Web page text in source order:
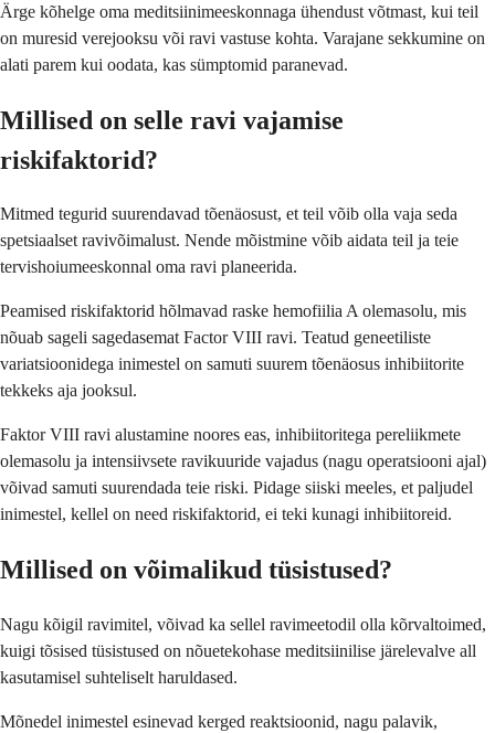
Ärge kõhelge oma meditsiinimeeskonnaga ühendust võtmast, kui teil
on muresid verejooksu või ravi vastuse kohta. Varajane sekkumine on
alati parem kui oodata, kas sümptomid paranevad.
Millised on selle ravi vajamise
riskifaktorid?
Mitmed tegurid suurendavad tõenäosust, et teil võib olla vaja seda
spetsiaalset ravivõimalust. Nende mõistmine võib aidata teil ja teie
tervishoiumeeskonnal oma ravi planeerida.
Peamised riskifaktorid hõlmavad raske hemofiilia A olemasolu, mis
nõuab sageli sagedasemat Factor VIII ravi. Teatud geneetiliste
variatsioonidega inimestel on samuti suurem tõenäosus inhibiitorite
tekkeks aja jooksul.
Faktor VIII ravi alustamine noores eas, inhibiitoritega pereliikmete
olemasolu ja intensiivsete ravikuuride vajadus (nagu operatsiooni ajal)
võivad samuti suurendada teie riski. Pidage siiski meeles, et paljudel
inimestel, kellel on need riskifaktorid, ei teki kunagi inhibiitoreid.
Millised on võimalikud tüsistused?
Nagu kõigil ravimitel, võivad ka sellel ravimeetodil olla kõrvaltoimed,
kuigi tõsised tüsistused on nõuetekohase meditsiinilise järelevalve all
kasutamisel suhteliselt haruldased.
Mõnedel inimestel esinevad kerged reaktsioonid, nagu palavik,